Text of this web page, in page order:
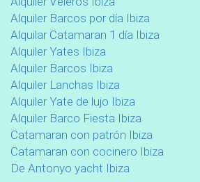
Alquiler Barcos por día Ibiza
Alquilar Catamaran 1 día Ibiza
Alquiler Yates Ibiza
Alquiler Barcos Ibiza
Alquiler Lanchas Ibiza
Alquiler Yate de lujo Ibiza
Alquiler Barco Fiesta Ibiza
Catamaran con patrón Ibiza
Catamaran con cocinero Ibiza
De Antonyo yacht Ibiza